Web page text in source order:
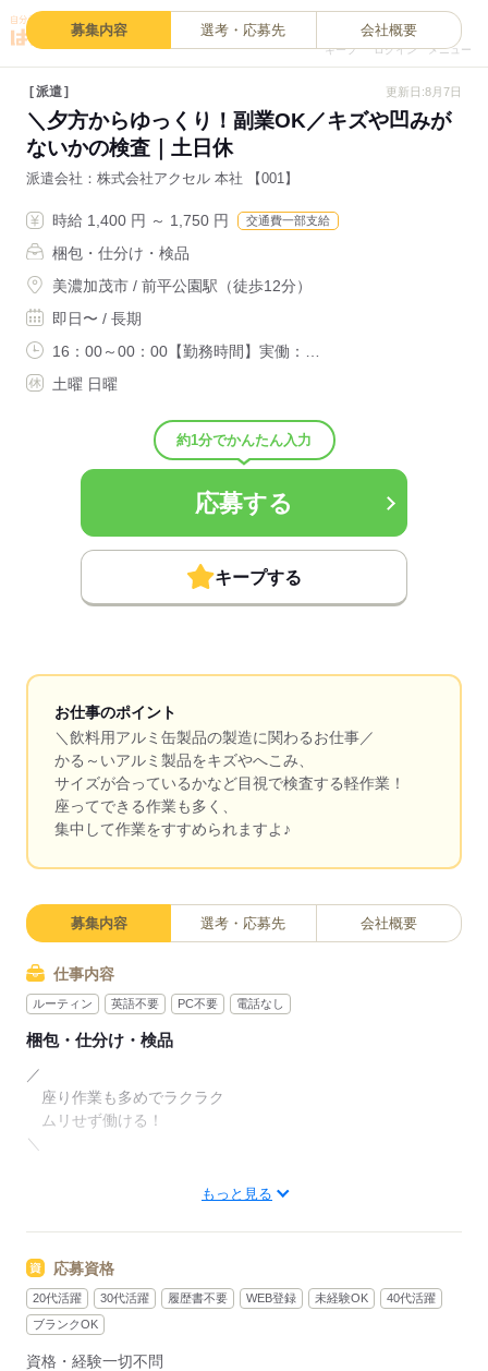
キープ ログイン メニュー
募集内容 選考・応募先 会社概要
派遣 更新日:8月7日
＼夕方からゆっくり！副業OK／キズや凹みが
ないかの検査｜土日休
派遣会社 株式会社アクセル 本社 【001】
時給 1,400 円 ～ 1,750 円 交通費一部支給
梱包・仕分け・検品
美濃加茂市 / 前平公園駅（徒歩12分）
即日〜 / 長期
16：00～00：00【勤務時間】実働：…
土曜 日曜
約1分でかんたん入力
応募する
キープする
お仕事のポイント
＼飲料用アルミ缶製品の製造に関わるお仕事／
かる～いアルミ製品をキズやへこみ、
サイズが合っているかなど目視で検査する軽作業！
座ってできる作業も多く、
集中して作業をすすめられますよ♪
募集内容 選考・応募先 会社概要
仕事内容
ルーティン 英語不要 PC不要 電話なし
梱包・仕分け・検品
／
座り作業も多めでラクラク
ムリせず働ける！
＼
飲料用アルミ缶製品の製造工場でのお仕事！
かる～いアルミ製品のチェックなので
体への負担も少ないお仕事です。
▼作業手順
（1）製造ラインから流れてきた
もっと見る
応募資格
20代活躍 30代活躍 履歴書不要 WEB登録 未経験OK
40代活躍
ブランクOK
資格・経験一切不問